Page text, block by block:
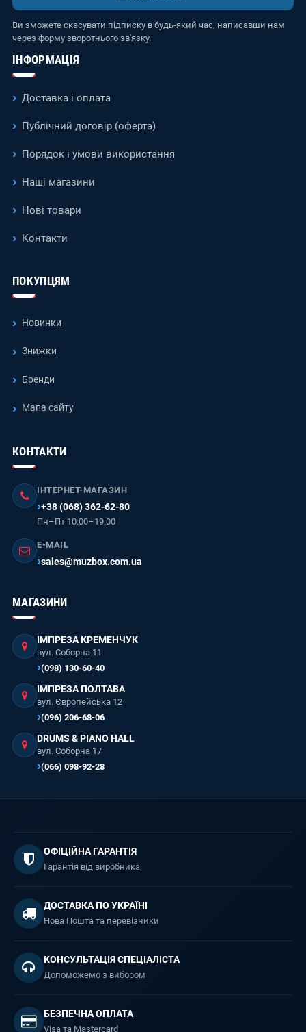
Ви зможете скасувати підписку в будь-який час, написавши нам
через форму зворотнього зв'язку.
ІНФОРМАЦІЯ
Доставка і оплата
Публічний договір (оферта)
Порядок і умови використання
Наші магазини
Нові товари
Контакти
ПОКУПЦЯМ
Новинки
Знижки
Бренди
Мапа сайту
КОНТАКТИ
ІНТЕРНЕТ-МАГАЗИН
+38 (068) 362-62-80
Пн–Пт 10:00–19:00
E-MAIL
sales@muzbox.com.ua
МАГАЗИНИ
ІМПРЕЗА КРЕМЕНЧУК
вул. Соборна 11
(098) 130-60-40
ІМПРЕЗА ПОЛТАВА
вул. Європейська 12
(096) 206-68-06
DRUMS & PIANO HALL
вул. Соборна 17
(066) 098-92-28
ОФІЦІЙНА ГАРАНТІЯ
Гарантія від виробника
ДОСТАВКА ПО УКРАЇНІ
Нова Пошта та перевізники
КОНСУЛЬТАЦІЯ СПЕЦІАЛІСТА
Допоможемо з вибором
БЕЗПЕЧНА ОПЛАТА
Visa та Mastercard